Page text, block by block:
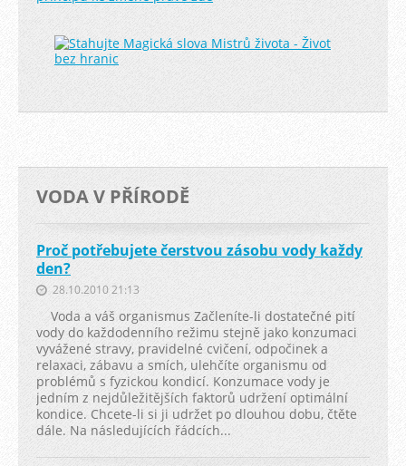
VODA V PŘÍRODĚ
Proč potřebujete čerstvou zásobu vody každy
den?
28.10.2010 21:13
Voda a váš organismus Začleníte-li dostatečné pití
vody do každodenního režimu stejně jako konzumaci
vyvážené stravy, pravidelné cvičení, odpočinek a
relaxaci, zábavu a smích, ulehčíte organismu od
problémů s fyzickou kondicí. Konzumace vody je
jedním z nejdůležitějších faktorů udržení optimální
kondice. Chcete-li si ji udržet po dlouhou dobu, čtěte
dále. Na následujících řádcích...